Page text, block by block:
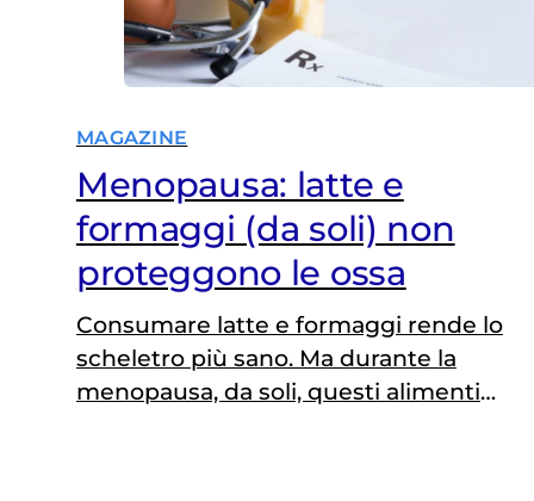
MAGAZINE
Menopausa: latte e
formaggi (da soli) non
proteggono le ossa
Consumare latte e formaggi rende lo
scheletro più sano. Ma durante la
menopausa, da soli, questi alimenti